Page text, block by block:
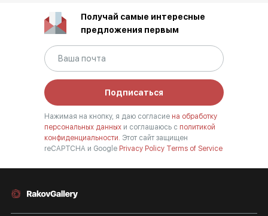
Получай самые интересные
предложения первым
Подписаться
Нажимая на кнопку, я даю согласие на обработку
персональных данных и соглашаюсь с политикой
конфиденциальности. Этот сайт защищен
reCAPTCHA и Google Privacy Policy Terms of Service